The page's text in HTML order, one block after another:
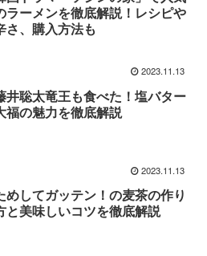
ラーメンを徹底解説！レシピや
さ、購入方法も
2023.11.13
井聡太竜王も食べた！塩バター
福の魅力を徹底解説
2023.11.13
めしてガッテン！の麦茶の作り
と美味しいコツを徹底解説